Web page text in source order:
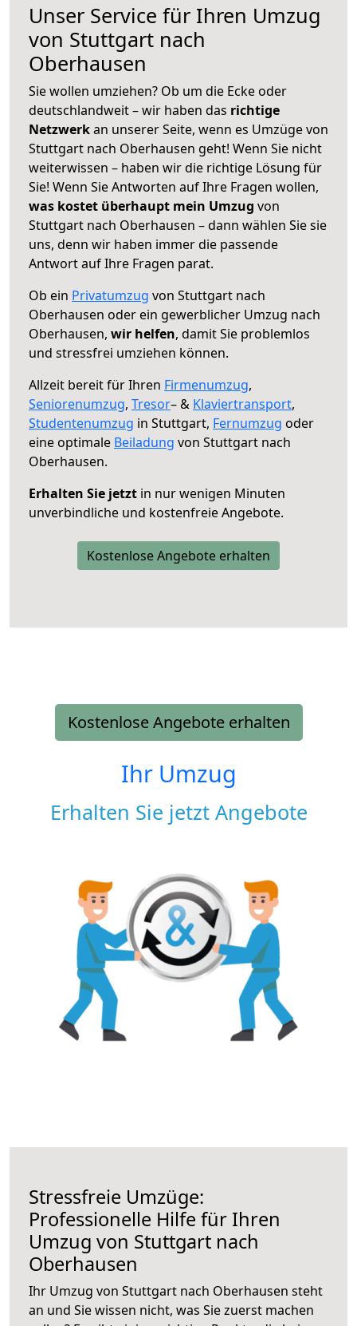
Unser Service für Ihren Umzug
von Stuttgart nach
Oberhausen
Sie wollen umziehen? Ob um die Ecke oder
deutschlandweit – wir haben das richtige
Netzwerkan unserer Seite, wenn es Umzüge von
Stuttgart nach Oberhausen geht! Wenn Sie nicht
weiterwissen – haben wir die richtige Lösung für
Sie! Wenn Sie Antworten auf Ihre Fragen wollen,
was kostet überhaupt mein Umzug von
Stuttgart nach Oberhausen – dann wählen Sie sie
uns, denn wir haben immer die passende
Antwort auf Ihre Fragen parat.
Ob ein Privatumzug von Stuttgart nach
Oberhausen oder ein gewerblicher Umzug nach
Oberhausen, wir helfen, damit Sie problemlos
und stressfrei umziehen können.
Allzeit bereit für Ihren Firmenumzug,
Seniorenumzug, Tresor– & Klaviertransport,
Studentenumzug in Stuttgart, Fernumzug oder
eine optimale Beiladung von Stuttgart nach
Oberhausen.
Erhalten Sie jetzt in nur wenigen Minuten
unverbindliche und kostenfreie Angebote.
Kostenlose Angebote erhalten
Kostenlose Angebote erhalten
Ihr Umzug
Erhalten Sie jetzt Angebote
Stressfreie Umzüge:
Professionelle Hilfe für Ihren
Umzug von Stuttgart nach
Oberhausen
Ihr Umzug von Stuttgart nach Oberhausen steht
an und Sie wissen nicht, was Sie zuerst machen